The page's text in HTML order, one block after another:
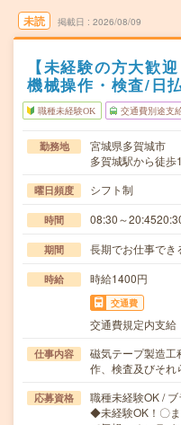
未読 掲載日 2026/08/09
【未経験の方大歓
機械操作・検査/日
職種未経験OK 交通費別途支
勤務地
宮城県多賀城市
多賀城駅から徒歩
曜日頻度 シフト制
時間 08:30～
期間 長期でお仕事でき
時給 時給1400円
交通費
交通費規定内支給
仕事内容
磁気テープ製造
作、検査及びそ
応募資格
職種未経験OK /
◆未経験OK！〇